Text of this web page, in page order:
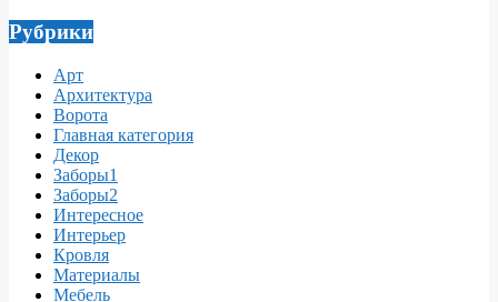
Рубрики
Арт
Архитектура
Ворота
Главная категория
Декор
Заборы1
Заборы2
Интересное
Интерьер
Кровля
Материалы
Мебель